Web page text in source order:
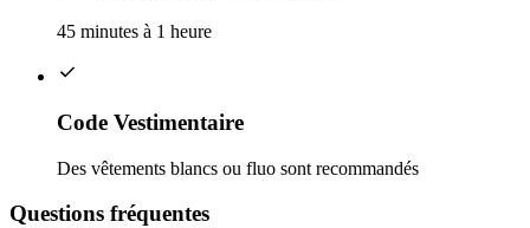
45 minutes à 1 heure
Code Vestimentaire
Des vêtements blancs ou fluo sont recommandés
Questions fréquentes